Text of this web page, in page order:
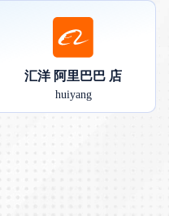
汇洋 阿里巴巴 店
huiyang